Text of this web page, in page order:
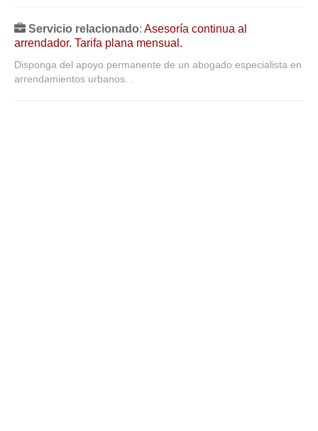
Servicio relacionado: Asesoría continua al
arrendador. Tarifa plana mensual.
Disponga del apoyo permanente de un abogado especialista en
arrendamientos urbanos. .